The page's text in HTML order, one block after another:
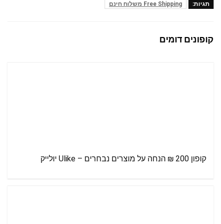
תגיות: Free Shipping משלוח חינם
קופונים דומים
קופון 200 ₪ הנחה על מוצרים נבחרים – Ulike יולייק